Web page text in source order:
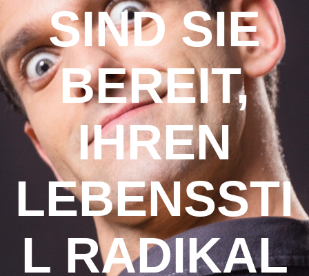
SIND SIE
BEREIT,
IHREN
LEBENSSTI
L RADIKAL